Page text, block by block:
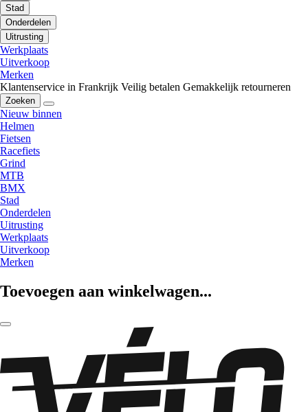
Stad
Onderdelen
Uitrusting
Werkplaats
Uitverkoop
Merken
Klantenservice in Frankrijk Veilig betalen Gemakkelijk retourneren
Zoeken
Nieuw binnen
Helmen
Fietsen
Racefiets
Grind
MTB
BMX
Stad
Onderdelen
Uitrusting
Werkplaats
Uitverkoop
Merken
Toevoegen aan winkelwagen...